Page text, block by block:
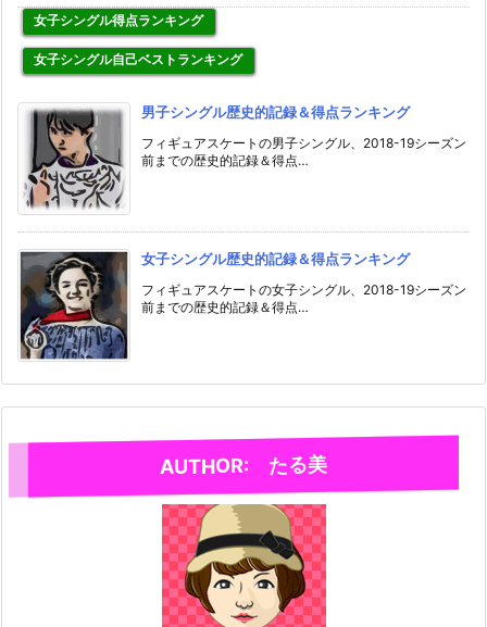
女子シングル得点ランキング
女子シングル自己ベストランキング
男子シングル歴史的記録＆得点ランキング
フィギュアスケートの男子シングル、2018-19シーズン
前までの歴史的記録＆得点…
女子シングル歴史的記録＆得点ランキング
フィギュアスケートの女子シングル、2018-19シーズン
前までの歴史的記録＆得点…
AUTHOR: たる美